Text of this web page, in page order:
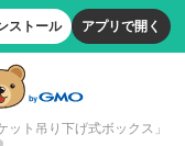
ストール アプリで開く
ト吊り下げ式ボックス」